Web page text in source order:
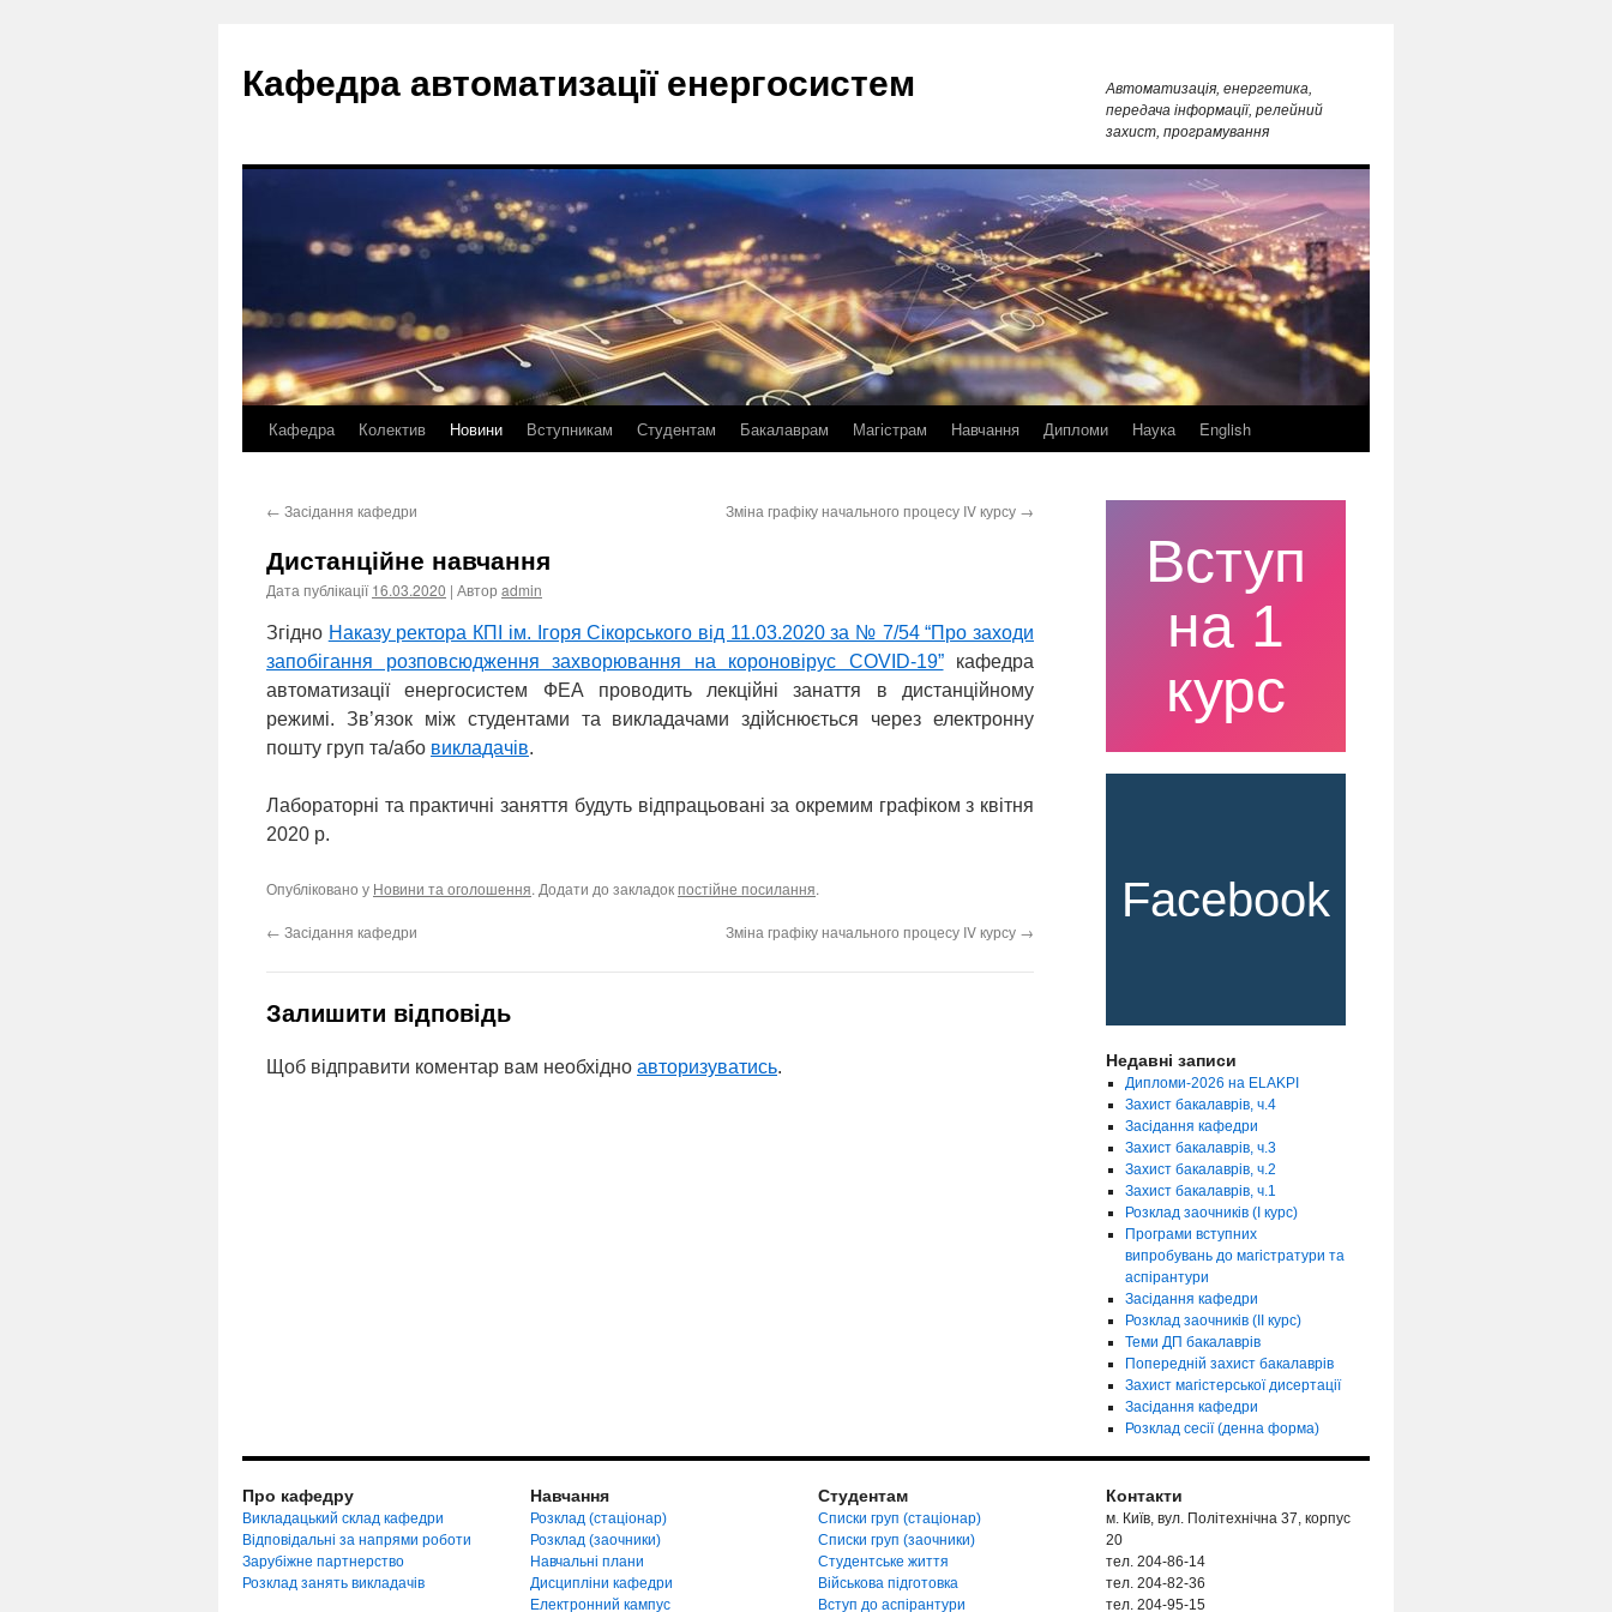
вмісту
Кафедра автоматизації енергосистем
Автоматизація, енергетика,
передача інформації, релейний
захист, програмування
Кафедра Колектив Новини Вступникам Студентам Бакалаврам Магістрам Навчання Дипломи Наука English
← Засідання кафедри Зміна графіку начального процесу IV курсу →
Дистанційне навчання
Дата публікації 16.03.2020 | Автор admin
Згідно Наказу ректора КПІ ім. Ігоря Сікорського від 11.03.2020 за № 7/54 “Про заходи
запобігання розповсюдження захворювання на короновірус COVID-19”кафедра
автоматизації енергосистем ФЕА проводить лекційні занаття в дистанційному
режимі. Зв’язок між студентами та викладачами здійснюється через електронну
пошту груп та/або викладачів.
Лабораторні та практичні заняття будуть відпрацьовані за окремим графіком з квітня
2020 р.
Опубліковано у Новини та оголошення. Додати до закладокпостійне посилання.
← Засідання кафедри Зміна графіку начального процесу IV курсу →
Залишити відповідь
Щоб відправити коментар вам необхідно авторизуватись.
Вступ
на 1
курс
Facebook
Недавні записи
Дипломи-2026 на ELAKPI
Захист бакалаврів, ч.4
Засідання кафедри
Захист бакалаврів, ч.3
Захист бакалаврів, ч.2
Захист бакалаврів, ч.1
Розклад заочників (І курс)
Програми вступних
випробувань до магістратури та
аспірантури
Засідання кафедри
Розклад заочників (ІІ курс)
Теми ДП бакалаврів
Попередній захист бакалаврів
Захист магістерської дисертації
Засідання кафедри
Розклад сесії (денна форма)
Про кафедру
Викладацький склад кафедри
Відповідальні за напрями роботи
Зарубіжне партнерство
Розклад занять викладачів
Навчання
Розклад (стаціонар)
Розклад (заочники)
Навчальні плани
Дисципліни кафедри
Електронний кампус
Студентам
Списки груп (стаціонар)
Списки груп (заочники)
Студентське життя
Військова підготовка
Вступ до аспірантури
Контакти
м. Київ, вул. Політехнічна 37, корпус
20
тел. 204-86-14
тел. 204-82-36
тел. 204-95-15